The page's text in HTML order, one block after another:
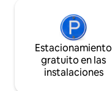
Estacionamiento
gratuito en las
instalaciones